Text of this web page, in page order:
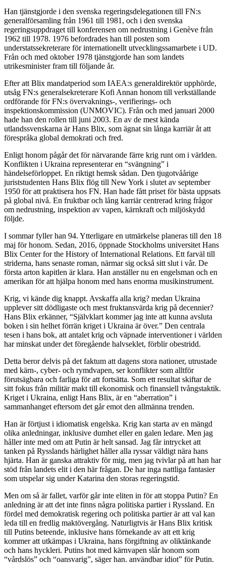
Han tjänstgjorde i den svenska regeringsdelegationen till FN:s
generalförsamling från 1961 till 1981, och i den svenska
regeringsuppdraget till konferensen om nedrustning i Genève från
1962 till 1978. 1976 befordrades han till posten som
understatssekreterare för internationellt utvecklingssamarbete i UD.
Från och med oktober 1978 tjänstgjorde han som landets
utrikesminister fram till följande år.
Efter att Blix mandatperiod som IAEA:s generaldirektör upphörde,
utsåg FN:s generalsekreterare Kofi Annan honom till verkställande
ordförande för FN:s övervaknings-, verifierings- och
inspektionskommission (UNMOVIC). Från och med januari 2000
hade han den rollen till juni 2003. En av de mest kända
utlandssvenskarna är Hans Blix, som ägnat sin långa karriär åt att
förespråka global demokrati och fred.
Enligt honom pågår det för närvarande färre krig runt om i världen.
Konflikten i Ukraina representerar en “svängning” i
händelseförloppet. En riktigt hemsk sådan. Den tjugotvåårige
juriststudenten Hans Blix flög till New York i slutet av september
1950 för att praktisera hos FN. Han hade fått priset för bästa uppsats
på global nivå. En fruktbar och lång karriär centrerad kring frågor
om nedrustning, inspektion av vapen, kärnkraft och miljöskydd
följde.
I sommar fyller han 94. Ytterligare en utmärkelse planeras till den 18
maj för honom. Sedan, 2016, öppnade Stockholms universitet Hans
Blix Center for the History of International Relations. Ett farväl till
striderna, hans senaste roman, närmar sig också sitt slut i vår. De
första arton kapitlen är klara. Han anställer nu en engelsman och en
amerikan för att hjälpa honom med hans enorma musikinstrument.
Krig, vi kände dig knappt. Avskaffa alla krig? medan Ukraina
upplever sitt dödligaste och mest fruktansvärda krig på decennier?
Hans Blix erkänner, “Självklart kommer jag inte att kunna avsluta
boken i sin helhet förrän kriget i Ukraina är över.” Den centrala
tesen i hans bok, att antalet krig och väpnade interventioner i världen
har minskat under det föregående halvseklet, förblir obestridd.
Detta beror delvis på det faktum att dagens stora nationer, utrustade
med kärn-, cyber- och rymdvapen, ser konflikter som alltför
förutsägbara och farliga för att fortsätta. Som ett resultat skiftar de
sitt fokus från militär makt till ekonomisk och finansiell tvångstaktik.
Kriget i Ukraina, enligt Hans Blix, är en “aberration” i
sammanhanget eftersom det går emot den allmänna trenden.
Han är förtjust i idiomatisk engelska. Krig kan starta av en mängd
olika anledningar, inklusive dumhet eller en galen ledare. Men jag
håller inte med om att Putin är helt sansad. Jag får intrycket att
tanken på Rysslands härlighet håller alla ryssar väldigt nära hans
hjärta. Han är ganska attraktiv för mig, men jag tvivlar på att han har
stöd från landets elit i den här frågan. De har inga nattliga fantasier
som utspelar sig under Katarina den storas regeringstid.
Men om så är fallet, varför går inte eliten in för att stoppa Putin? En
anledning är att det inte finns några politiska partier i Ryssland. En
fördel med demokratisk regering och politiska partier är att val kan
leda till en fredlig maktövergång. Naturligtvis är Hans Blix kritisk
till Putins beteende, inklusive hans förnekande av att ett krig
kommer att utkämpas i Ukraina, hans förgiftning av oliktänkande
och hans hyckleri. Putins hot med kärnvapen slår honom som
“vårdslös” och “oansvarig”, säger han. användbar idiot” för Putin.